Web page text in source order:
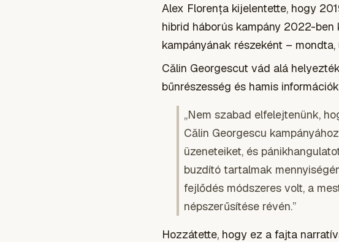
Alex Florența kijelentette, hogy
hibrid háborús kampány 2022-
kampányának részeként –
Călin Georgescut vád alá
bűnrészesség és hamis
„Nem szabad elfelejtenünk,
Călin Georgescu
üzeneteiket, és
buzdító tartalmak
fejlődés módszeres volt, a
népszerűsítése révén.”
Hozzátette, hogy ez a fajta